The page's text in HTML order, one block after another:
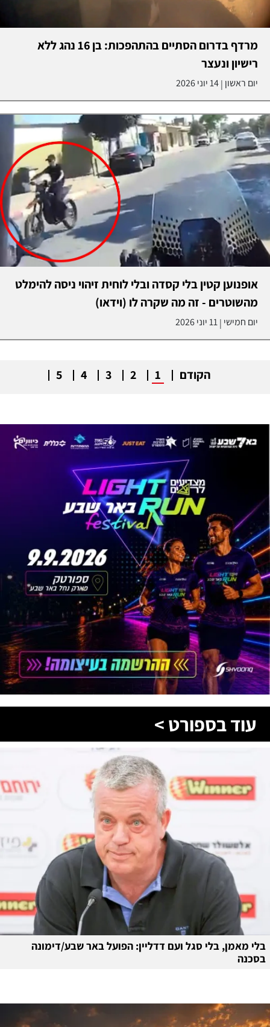
מרדף בדרום הסתיים בהתהפכות: בן 16 נהג ללא
רישיון ונעצר
יום ראשון |14 יוני 2026
אופנוען קטין בלי קסדה ובלי לוחית זיהוי ניסה להימלט
מהשוטרים - זה מה שקרה לו (וידאו)
יום חמישי |11 יוני 2026
הקודם 1
2
3
4
5
עוד בספורט >
בלי מאמן, בלי סגל ועם דדליין: הפועל באר שבע/דימונה
בסכנה